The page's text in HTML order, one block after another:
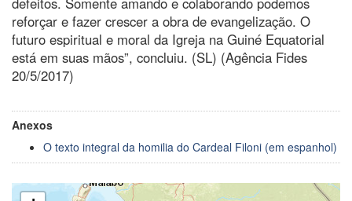
reforçar e fazer crescer a obra de evangelização. O
futuro espiritual e moral da Igreja na Guiné Equatorial
está em suas mãos”, concluiu. (SL) (Agência Fides
20/5/2017)
Anexos
O texto integral da homilia do Cardeal Filoni (em espanhol)